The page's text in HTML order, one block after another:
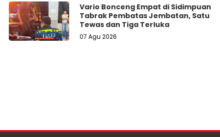
Vario Bonceng Empat di Sidimpuan
Tabrak Pembatas Jembatan, Satu
Tewas dan Tiga Terluka
07 Agu 2026